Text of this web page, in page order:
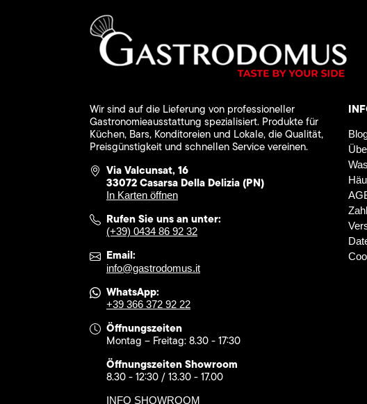
Wir sind auf die Lieferung von professioneller
Gastronomieausstattung spezialisiert. Produkte für
Küchen, Bars, Konditoreien und Lokale, die Qualität,
Preisgünstigkeit und schnellen Service vereinen.
Via Valcunsat, 16
33072 Casarsa Della Delizia (PN)
In Karten öffnen
Rufen Sie uns an unter:
(+39) 0434 86 92 32
Email:
info@gastrodomus.it
WhatsApp:
+39 366 372 92 22
Öffnungszeiten
Montag – Freitag: 8.30 - 17:30
Öffnungszeiten Showroom
8.30 - 12:30 / 13.30 - 17.00
INFO SHOWROOM